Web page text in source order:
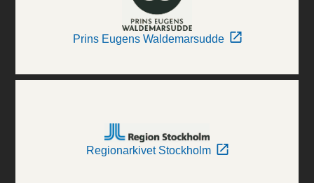
Prins Eugens Waldemarsudde
Regionarkivet Stockholm